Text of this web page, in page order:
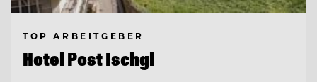
TOP ARBEITGEBER
Hotel Post Ischgl